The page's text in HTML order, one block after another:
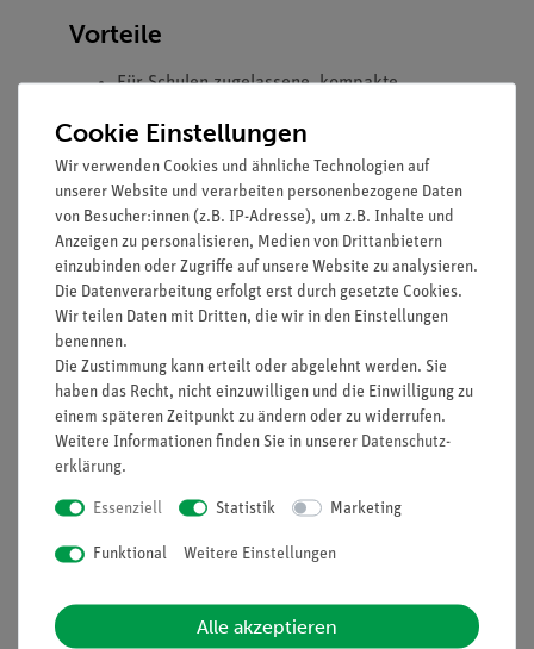
Vorteile
Für Schulen zugelassene, kompakte
geeignet für die Versuche zur Interferenz
und Beugung.
Da das menschliche Auge besonders
empfindlich für grünes Licht ist, ist die
Verwendung dieses Lasers einem roten
Laser gleicher Leistung vorzuziehen.
Der Laser erfüllt die DIN
Sicherheitsanforderungen der
Laserschutzklasse 2.
Ausstattung und technische
Daten
Wellenlänge 532 nm nicht-polarisiert
Strahldurchmesser (am Ausgang): 0,5 mm
Arbeitstemperatur: 15...25 °C
Versorgungsspannung 3...3,3 VDC
Cookie Einstellungen
Wir verwenden Cookies und ähnliche Technologien auf
unserer Website und verarbeiten personenbezogene Daten
von Besucher:innen (z.B. IP-Adresse), um z.B. Inhalte und
Anzeigen zu personalisieren, Medien von Drittanbietern
einzubinden oder Zugriffe auf unsere Website zu analysieren.
Die Datenverarbeitung erfolgt erst durch gesetzte Cookies.
Wir teilen Daten mit Dritten, die wir in den Einstellungen
benennen.
Die Zustimmung kann erteilt oder abgelehnt werden. Sie
haben das Recht, nicht einzuwilligen und die Einwilligung zu
einem späteren Zeitpunkt zu ändern oder zu widerrufen.
Weitere Informationen finden Sie in unserer Daten­schutz­
erklärung.
Essenziell Statistik Marketing
Funktional Weitere Einstellungen
Alle akzeptieren